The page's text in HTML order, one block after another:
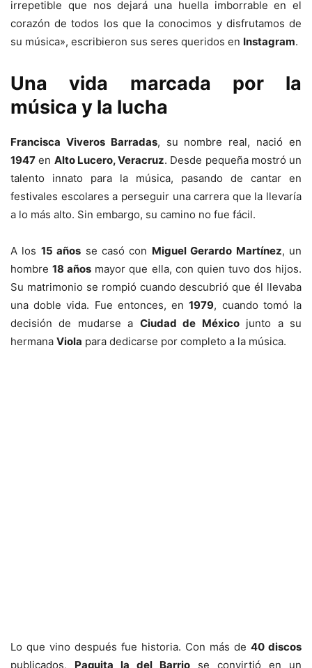
irrepetible que nos dejará una huella imborrable en el
corazón de todos los que la conocimos y disfrutamos de
su música», escribieron sus seres queridos en Instagram.
Una vida marcada por la
música y la lucha
Francisca Viveros Barradas, su nombre real, nació en
1947 en Alto Lucero, Veracruz. Desde pequeña mostró un
talento innato para la música, pasando de cantar en
festivales escolares a perseguir una carrera que la llevaría
a lo más alto. Sin embargo, su camino no fue fácil.
A los 15 años se casó con Miguel Gerardo Martínez, un
hombre18 años mayor que ella, con quien tuvo dos hijos.
Su matrimonio se rompió cuando descubrió que él llevaba
una doble vida. Fue entonces, en1979, cuando tomó la
decisión de mudarse a Ciudad de Méxicojunto a su
hermana Viola para dedicarse por completo a la música.
Lo que vino después fue historia. Con más de 40 discos
publicados, Paquita la del Barrio se convirtió en un